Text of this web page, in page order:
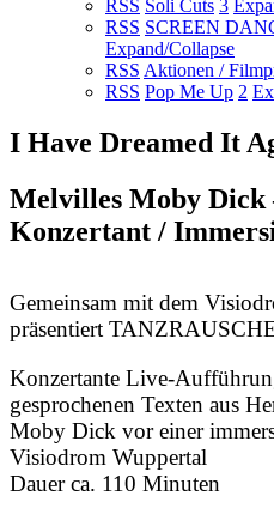
RSS Soli Cuts 3
RSS SCREEN
Expand/Collapse
RSS Aktionen /
RSS Pop Me Up 2
I Have Dreamed It
Melvilles Moby
Konzertant /
Gemeinsam mit dem
präsentiert
Konzertante Live-
gesprochenen Texten aus
Moby Dick vor einer
Visiodrom Wuppertal
Dauer ca. 110 Minuten